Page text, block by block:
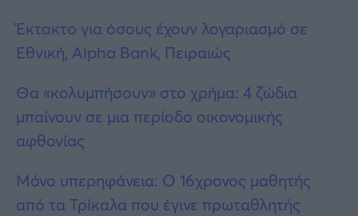
Έκτακτo για όσους έχουν λογαριασμό σε
Εθνική, Alpha Bank, Πειραιώς
Θα «κολυμπήσουν» στο χρήμα: 4 ζώδια
μπαίνουν σε μια περίοδο οικονομικής
αφθονίας
Μόνο υπερηφάνεια: Ο 16χρονος μαθητής
από τα Τρίκαλα που έγινε πρωταθλητής